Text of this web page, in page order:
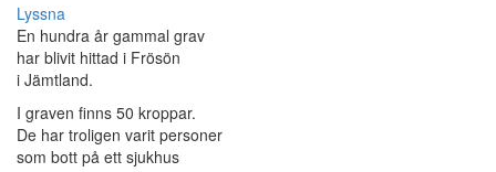
Lyssna
En hundra år gammal grav
har blivit hittad i Frösön
i Jämtland.
I graven finns 50 kroppar.
De har troligen varit personer
som bott på ett sjukhus